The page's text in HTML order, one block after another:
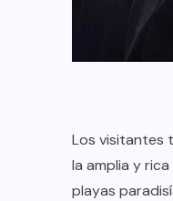
Los visitantes
la amplia y
playas